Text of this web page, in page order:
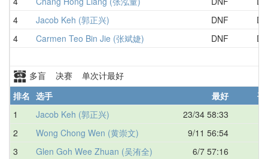
4
Jacob Keh (郭正兴) DNF
4
Carmen Teo Bin Jie (张斌婕) DNF
多盲 决赛 单次计最好
排名 选手 最好
平
1
Jacob Keh (郭正兴)
23/34 58:33
2
Wong Chong Wen (黄崇文)
9/11 56:54
3
Glen Goh Wee Zhuan (吴洧全) 6/7 57:16